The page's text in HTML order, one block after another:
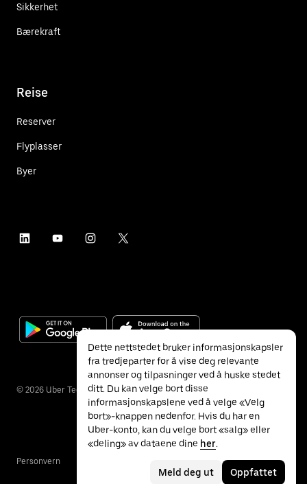
Sikkerhet
Bærekraft
Reise
Reserver
Flyplasser
Byer
© 2026 Uber Technologies Inc.
Personvern
Dette nettstedet bruker informasjonskapsler
fra tredjeparter for å vise deg relevante
annonser og tilpasninger ved å huske stedet
ditt. Du kan velge bort disse
informasjonskapslene ved å velge «Velg
bort»-knappen nedenfor. Hvis du har en
Uber-konto, kan du velge bort «salg» eller
«deling» av dataene dine her.
Meld deg ut Oppfattet